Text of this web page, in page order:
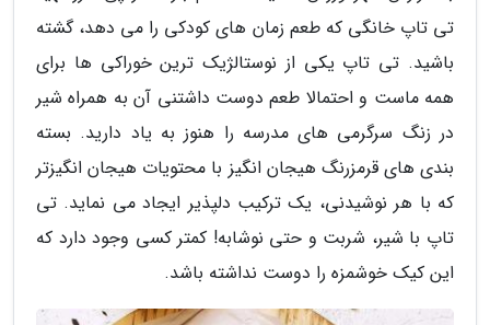
تی تاپ خانگی که طعم زمان های کودکی را می دهد، گشته
باشید. تی تاپ یکی از نوستالژیک ترین خوراکی ها برای
همه ماست و احتمالا طعم دوست داشتنی آن به همراه شیر
در زنگ سرگرمی های مدرسه را هنوز به یاد دارید. بسته
بندی های قرمزرنگ هیجان انگیز با محتویات هیجان انگیزتر
که با هر نوشیدنی، یک ترکیب دلپذیر ایجاد می نماید. تی
تاپ با شیر، شربت و حتی نوشابه! کمتر کسی وجود دارد که
این کیک خوشمزه را دوست نداشته باشد.